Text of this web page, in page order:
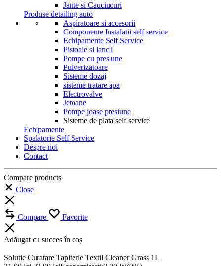
Jante si Cauciucuri
Produse detailing auto
Aspiratoare si accesorii
Componente Instalatii self service
Echipamente Self Service
Pistoale si lancii
Pompe cu presiune
Pulverizatoare
Sisteme dozaj
sisteme tratare apa
Electrovalve
Jetoane
Pompe joase presiune
Sisteme de plata self service
Echipamente
Spalatorie Self Service
Despre noi
Contact
Compare products
Close
Compare Favorite
Adăugat cu succes în coș
Solutie Curatare Tapiterie Textil Cleaner Grass 1L